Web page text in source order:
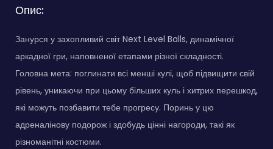
Опис:
Занурся у захопливий світ Next Level Balls, динамічної
аркадної гри, наповненої етапами різної складності.
Головна мета: поглинати всі менші кулі, щоб підвищити свій
рівень, уникаючи при цьому більших куль і хитрих перешкод,
які можуть позбавити тебе прогресу. Поринь у цю
адреналінову подорож і здобудь цінні нагороди, такі як
різноманітні костюми.